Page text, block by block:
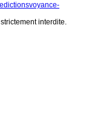
interdite.